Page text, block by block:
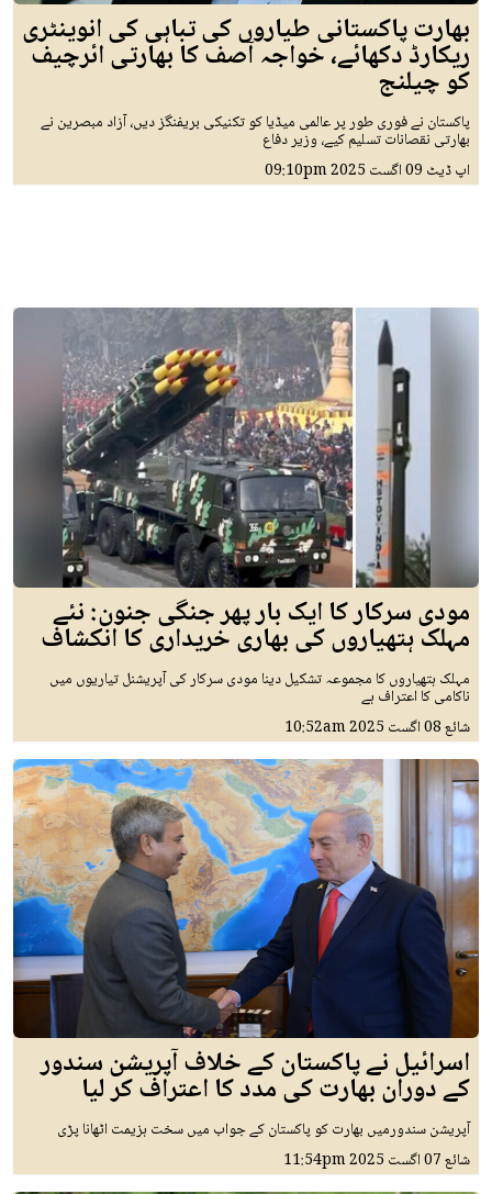
بھارت پاکستانی طیاروں کی تباہی کی انوینٹری
ریکارڈ دکھائے، خواجہ آصف کا بھارتی ائرچیف
کو چیلنج
پاکستان نے فوری طور پر عالمی میڈیا کو تکنیکی بریفنگز دیں، آزاد مبصرین نے
بھارتی نقصانات تسلیم کیے، وزیر دفاع
اپ ڈیٹ 09 اگست 2025 09:10pm
مودی سرکار کا ایک بار پھر جنگی جنون: نئے
مہلک ہتھیاروں کی بھاری خریداری کا انکشاف
مہلک ہتھیاروں کا مجموعہ تشکیل دینا مودی سرکار کی آپریشنل تیاریوں میں
ناکامی کا اعتراف ہے
شائع08 اگست 2025 10:52am
اسرائیل نے پاکستان کے خلاف آپریشن سندور
کے دوران بھارت کی مدد کا اعتراف کر لیا
آپریشن سندورمیں بھارت کو پاکستان کے جواب میں سخت ہزیمت اٹھانا پڑی
شائع07 اگست 2025 11:54pm